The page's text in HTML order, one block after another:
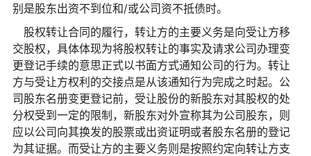
别是股东出资不到位和/或公司资不抵债时。
股权转让合同的履行，转让方的主要义务是向受让方移
交股权，具体体现为将股权转让的事实及请求公司办理变
更登记手续的意思正式以书面方式通知公司的行为。转让
方与受让方权利的交接点是从该通知行为完成之时起。公
司股东名册变更登记前，受让股份的新股东对其股权的处
分权受到一定的限制，新股东对外宣称其为公司股东，则
应以公司向其换发的股票或出资证明或者股东名册的登记
为其证据。而受让方的主要义务则是按照约定向转让方支